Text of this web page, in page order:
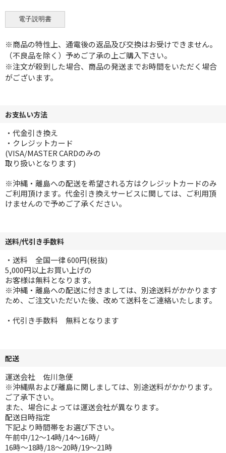
※商品の特性上、通電後の返品及び交換はお受けできません。
（不良品を除く）予めご了承の上ご購入下さい。
※注文が殺到した場合、商品の発送までお時間をいただく場合
がございます。
お支払い方法
・代金引き換え
・クレジットカード
(VISA/MASTER CARDのみの
取り扱いとなります)
※沖縄・離島への配送を希望される方はクレジットカードのみ
ご利用頂けます。代金引き換えサービスに関しては、ご利用頂
けませんので予めご了承ください。
送料/代引き手数料
・送料 全国一律 600円(税抜)
5,000円以上お買い上げの
お客様は無料となります。
※沖縄・離島への配送に付きましては、別途送料がかかります
ため、ご注文いただいた後、改めて送料をご連絡いたします。
・代引き手数料 無料となります
配送
運送会社 佐川急便
※沖縄県および離島に関しましては、別途送料がかかります。
ご了承下さい。
また、場合によっては運送会社が異なります。
配送日時指定
下記より時間帯をお選び下さい。
午前中/12～14時/14～16時/
16時～18時/18～20時/19～21時